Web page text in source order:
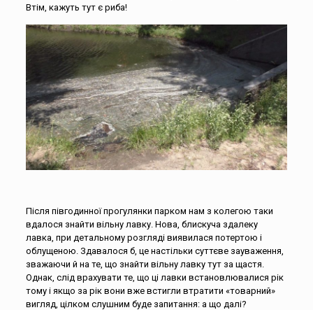
Втім, кажуть тут є риба!
Після півгодинної прогулянки парком нам з колегою таки
вдалося знайти вільну лавку. Нова, блискуча здалеку
лавка, при детальному розгляді виявилася потертою і
облущеною. Здавалося б, це настільки суттєве зауваження,
зважаючи й на те, що знайти вільну лавку тут за щастя.
Однак, слід врахувати те, що ці лавки встановлювалися рік
тому і якщо за рік вони вже встигли втратити «товарний»
вигляд, цілком слушним буде запитання: а що далі?